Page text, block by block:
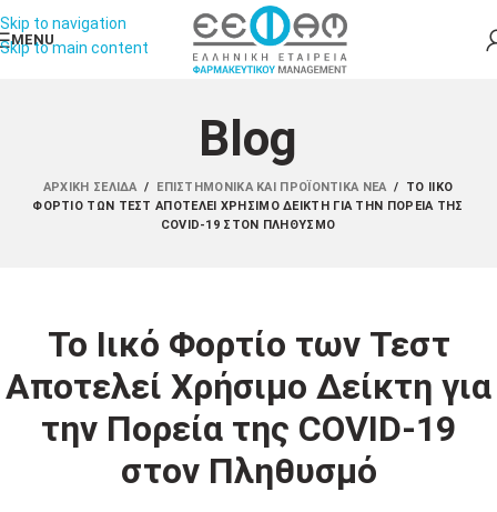
Skip to navigation
Skip to main content
MENU
Blog
ΑΡΧΙΚΉ ΣΕΛΊΔΑ / ΕΠΙΣΤΗΜΟΝΙΚΆ ΚΑΙ ΠΡΟΪΟΝΤΙΚΆ ΝΈΑ /
ΤΟ ΙΙΚΌ
ΦΟΡΤΊΟ ΤΩΝ ΤΕΣΤ ΑΠΟΤΕΛΕΊ ΧΡΉΣΙΜΟ ΔΕΊΚΤΗ ΓΙΑ ΤΗΝ ΠΟΡΕΊΑ ΤΗΣ
COVID-19 ΣΤΟΝ ΠΛΗΘΥΣΜΌ
Το Ιικό Φορτίο των Τεστ
Αποτελεί Χρήσιμο Δείκτη για
την Πορεία της COVID-19
στον Πληθυσμό